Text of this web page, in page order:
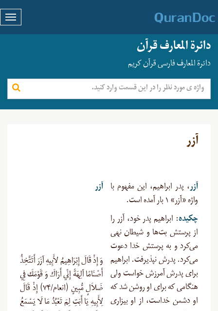
دائرة المعارف قرآن
دائرة المعارف فارسی قرآن کریم
آزر
آزر، پدر ابراهیم، این مفهوم با
واژه «آزر» ۱ بار آمده است.
چکیده: ابراهیم پدر خود، آزر را
از پرستش بت‌ها و شیطان نهی
می‌کرد و به پرستش خدا دعوت
می‌کرد. پدرش نپذیرفت. ابراهیم
برای پدرش آمرزش خواست ولی
هنگامی که برای او روشن شد که
او دشمن خداست، از او بیزاری
آزر
وَ إِذْ قَالَ إِبْرَاهِيمُ لأَبِيهِ آزَرَ أَتَتَّخِذُ
أَصْنَامًا آلِهَةً إِنِّي أَرَاكَ وَ قَوْمَكَ فِي
ضَلاَلٍ مُّبِينٍ (انعام/۷۴) إِذْ قَالَ
لِأَبِيهِ يَا أَبَتِ لِمَ تَعْبُدُ مَا لَا يَسْمَعُ